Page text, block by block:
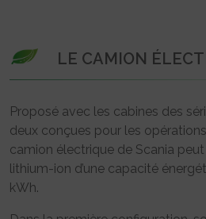
LE CAMION
Proposé avec les cabines des
deux conçues pour les
camion électrique de Scania
lithium-ion d’une capacité
kWh.